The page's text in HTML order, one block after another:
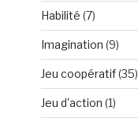
Habilité (7)
Imagination (9)
Jeu coopératif(35)
Jeu d'action (1)